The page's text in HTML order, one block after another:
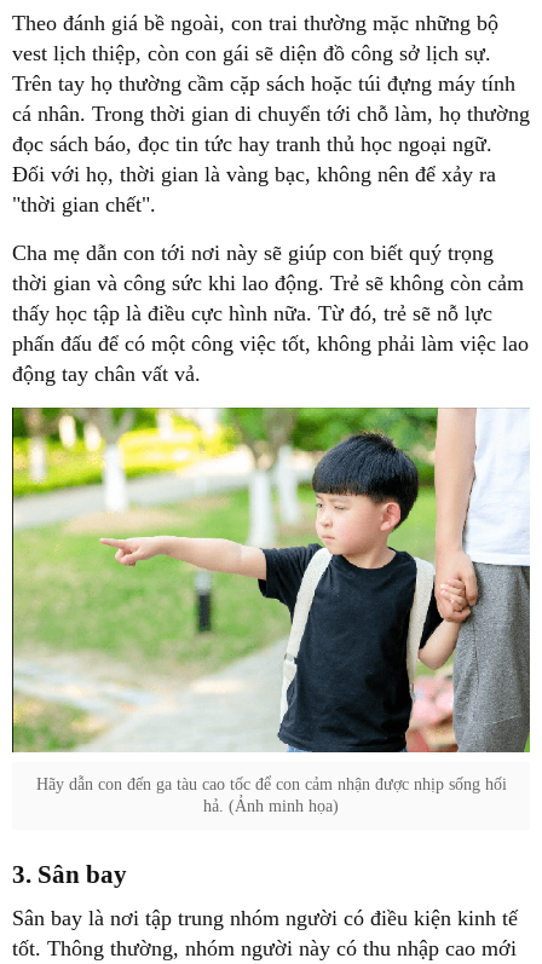
Theo đánh giá bề ngoài, con trai thường mặc những bộ
vest lịch thiệp, còn con gái sẽ diện đồ công sở lịch sự.
Trên tay họ thường cầm cặp sách hoặc túi đựng máy tính
cá nhân. Trong thời gian di chuyển tới chỗ làm, họ thường
đọc sách báo, đọc tin tức hay tranh thủ học ngoại ngữ.
Đối với họ, thời gian là vàng bạc, không nên để xảy ra
"thời gian chết".
Cha mẹ dẫn con tới nơi này sẽ giúp con biết quý trọng
thời gian và công sức khi lao động. Trẻ sẽ không còn cảm
thấy học tập là điều cực hình nữa. Từ đó, trẻ sẽ nỗ lực
phấn đấu để có một công việc tốt, không phải làm việc lao
động tay chân vất vả.
Hãy dẫn con đến ga tàu cao tốc để con cảm nhận được nhịp sống hối
hả. (Ảnh minh họa)
3. Sân bay
Sân bay là nơi tập trung nhóm người có điều kiện kinh tế
tốt. Thông thường, nhóm người này có thu nhập cao mới